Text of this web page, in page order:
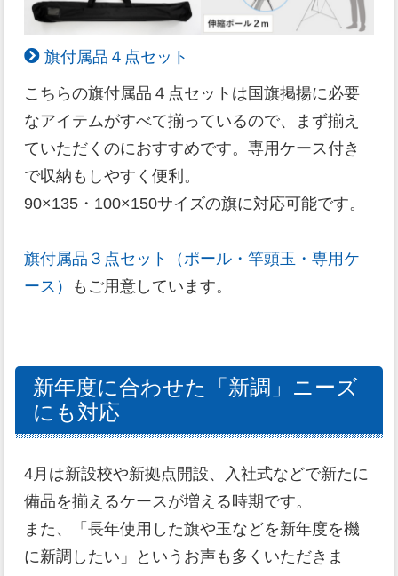
旗付属品４点セット
こちらの旗付属品４点セットは国旗掲揚に必要
なアイテムがすべて揃っているので、まず揃え
ていただくのにおすすめです。専用ケース付き
で収納もしやすく便利。
90×135・100×150サイズの旗に対応可能です。
旗付属品３点セット（ポール・竿頭玉・専用ケ
ース）
もご用意しています。
新年度に合わせた「新調」ニーズ
にも対応
4月は新設校や新拠点開設、入社式などで新たに
備品を揃えるケースが増える時期です。
また、「長年使用した旗や玉などを新年度を機
に新調したい」というお声も多くいただきま